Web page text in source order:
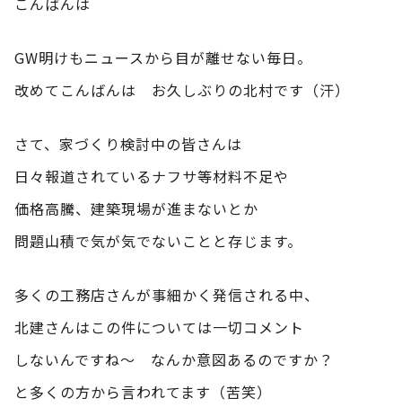
GW明けもニュースから目が離せない毎日。
改めてこんばんは お久しぶりの北村です（汗）
さて、家づくり検討中の皆さんは
日々報道されているナフサ等材料不足や
価格高騰、建築現場が進まないとか
問題山積で気が気でないことと存じます。
多くの工務店さんが事細かく発信される中、
北建さんはこの件については一切コメント
しないんですね～ なんか意図あるのですか？
と多くの方から言われてます（苦笑）